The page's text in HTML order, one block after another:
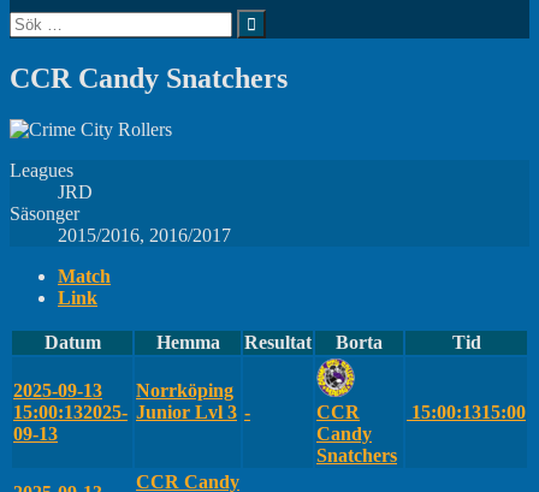
Sök
efter:
CCR Candy Snatchers
Leagues
JRD
Säsonger
2015/2016, 2016/2017
Match
Link
Datum Hemma Resultat Borta Tid
2025-09-13
15:00:132025-
09-13
Norrköping
Junior Lvl 3 -
CCR
Candy
Snatchers
15:00:1315:00
CCR Candy